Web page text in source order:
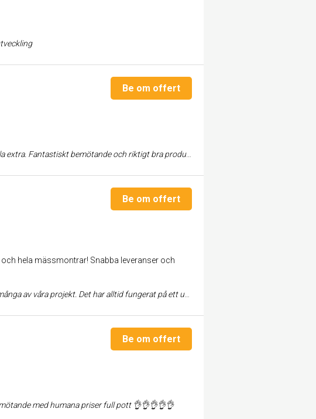
Be om offert
bemötande och riktigt bra produkter. De är dessutom gry...
Be om offert
hela mässmontrar! Snabba leveranser och
projekt. Det har alltid fungerat på ett utmärkt sätt. Samma...
Be om offert
med humana priser full pott 👌👌👌👌👌